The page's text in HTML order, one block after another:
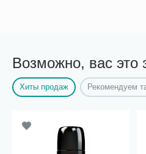
Возможно, вас это
Хиты продаж Рекомендуем